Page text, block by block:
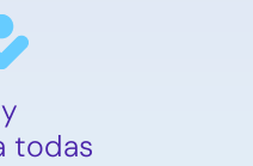
todas